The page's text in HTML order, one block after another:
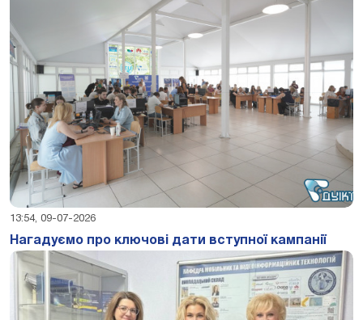
13:54, 09-07-2026
Нагадуємо про ключові дати вступної кампанії